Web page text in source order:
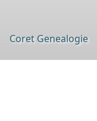
Coret Genealogie